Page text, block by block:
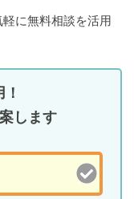
に無料相談を活用
します